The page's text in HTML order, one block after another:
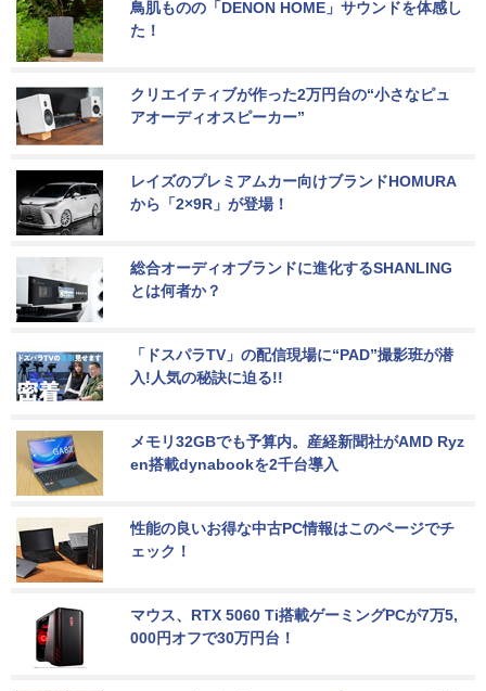
鳥肌ものの「DENON HOME」サウンドを体感し
た！
クリエイティブが作った2万円台の“小さなピュ
アオーディオスピーカー”
レイズのプレミアムカー向けブランドHOMURA
から「2×9R」が登場！
総合オーディオブランドに進化するSHANLING
とは何者か？
「ドスパラTV」の配信現場に“PAD”撮影班が潜
入!人気の秘訣に迫る!!
メモリ32GBでも予算内。産経新聞社がAMD Ryz
en搭載dynabookを2千台導入
性能の良いお得な中古PC情報はこのページでチ
ェック！
マウス、RTX 5060 Ti搭載ゲーミングPCが7万5,
000円オフで30万円台！